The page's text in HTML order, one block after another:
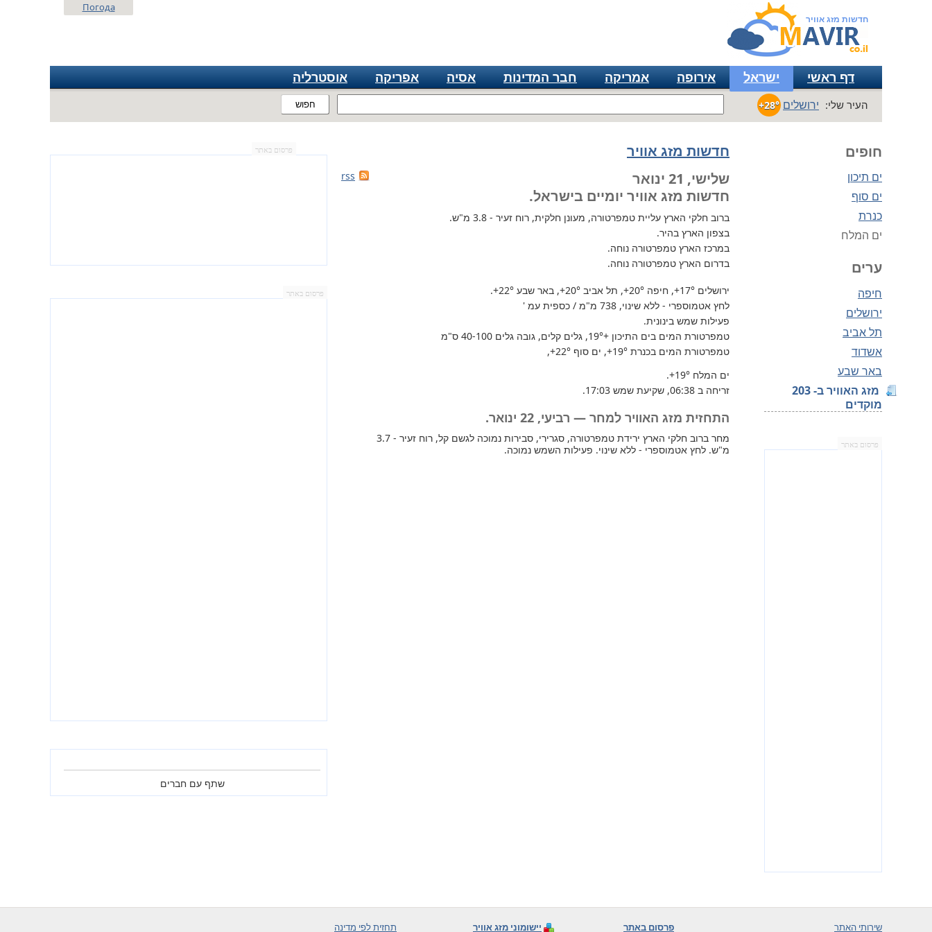
חדשות מזג אוויר
חפוש
Погода
דף ראשי ישראל אירופה אמריקה חבר המדינות אסיה אפריקה אוסטרליה
העיר שלי: ירושלים +28°
חופים
ים תיכון
ים סוף
כנרת
ים המלח
ערים
חיפה
ירושלים
תל אביב
אשדוד
באר שבע
מזג האוויר ב- 203
מוקדים
פרסום באתר
חדשות מזג אוויר
rss
שלישי, 21 ינואר
חדשות מזג אוויר יומיים בישראל.
ברוב חלקי הארץ עליית טמפרטורה, מעונן חלקית, רוח זעיר - 3.8 מ"ש.
בצפון הארץ בהיר.
במרכז הארץ טמפרטורה נוחה.
בדרום הארץ טמפרטורה נוחה.
ירושלים +17°, חיפה +20°, תל אביב +20°, באר שבע +22°
.
לחץ אטמוספרי - ללא שינוי, 738 מ"מ / כספית עמ '
פעילות שמש בינונית.
טמפרטורת המים בים התיכון +19°
, גלים קלים, גובה גלים 40-100 ס"מ
טמפרטורת המים בכנרת +19°, ים סוף +22°
,
ים המלח +19°
.
זריחה ב 06:38, שקיעת שמש 17:03.
התחזית מזג האוויר למחר — רביעי, 22 ינואר.
מחר ברוב חלקי הארץ ירידת טמפרטורה, סגרירי, סבירות נמוכה לגשם קל, רוח זעיר - 3.7
מ"ש. לחץ אטמוספרי - ללא שינוי. פעילות השמש נמוכה.
פרסום באתר
פרסום באתר
שתף עם חברים
שירותי האתר פרסום באתר יישומוני מזג אוויר תחזית לפי מדינה